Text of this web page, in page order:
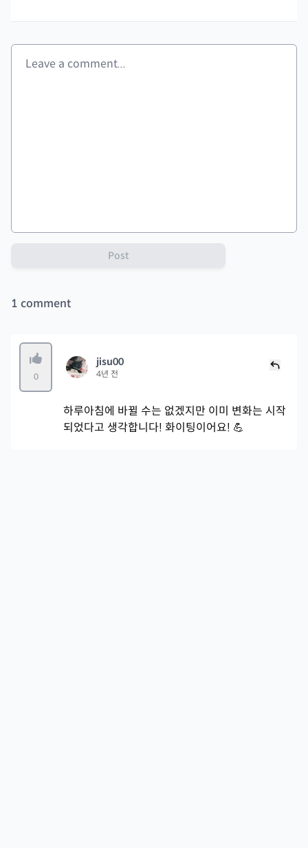
Post
1 comment
0
jisu00
4년 전
하루아침에 바뀔 수는 없겠지만 이미 변화는 시작
되었다고 생각합니다! 화이팅이어요! 💪